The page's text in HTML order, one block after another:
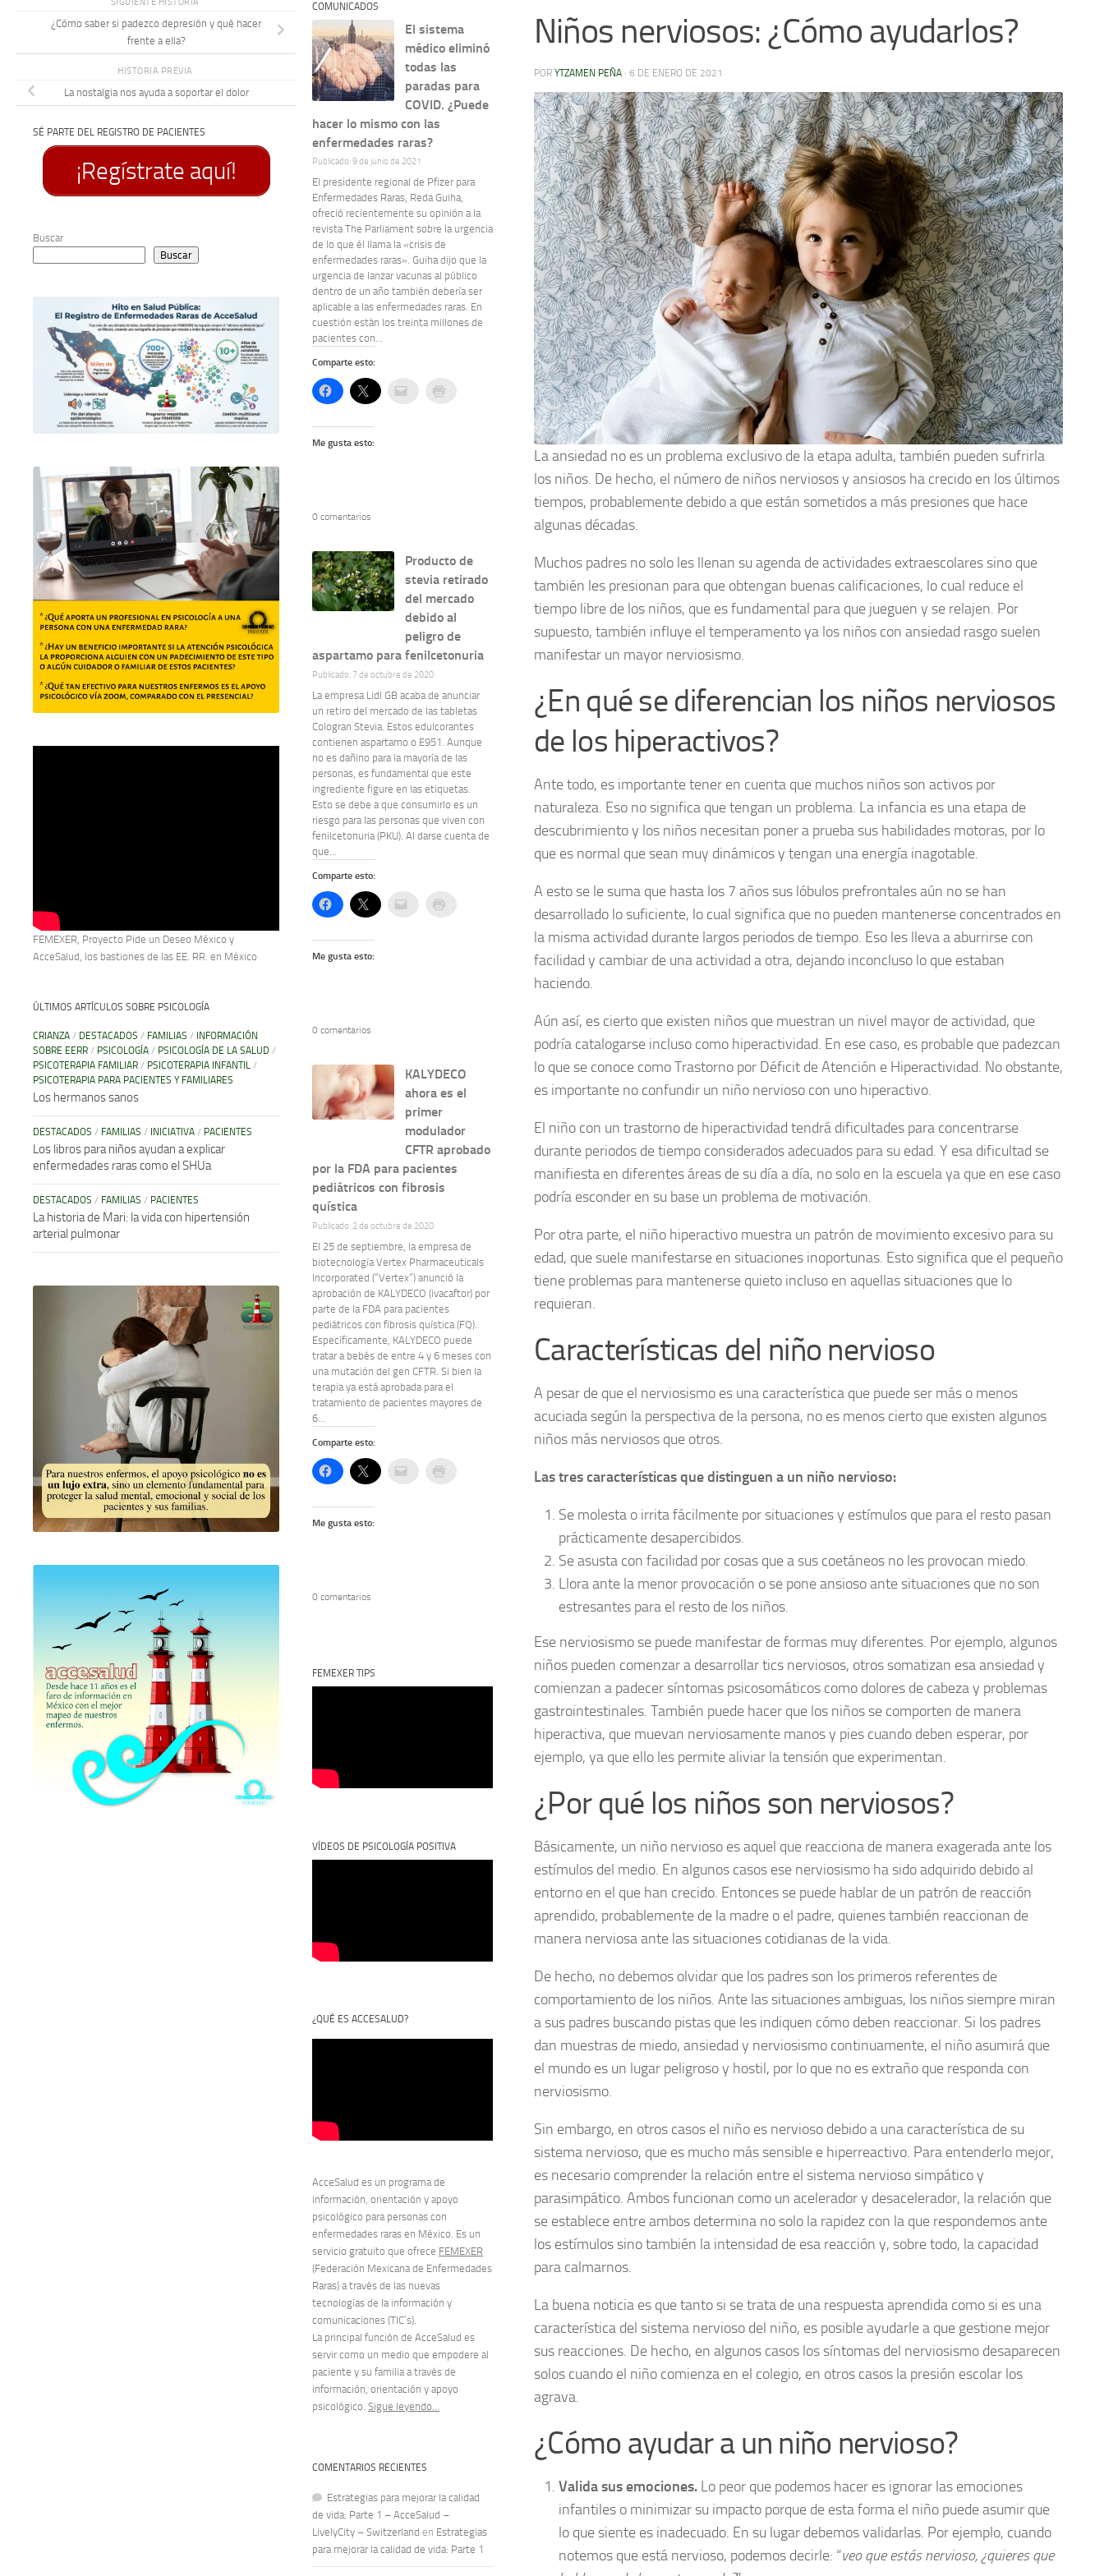
Niños nerviosos: ¿Cómo ayudarlos?
POR YTZAMEN PEÑA · 6 DE ENERO DE 2021
La ansiedad no es un problema exclusivo de la etapa adulta, también pueden sufrirla
los niños. De hecho, el número de niños nerviosos y ansiosos ha crecido en los últimos
tiempos, probablemente debido a que están sometidos a más presiones que hace
algunas décadas.
Muchos padres no solo les llenan su agenda de actividades extraescolares sino que
también les presionan para que obtengan buenas calificaciones, lo cual reduce el
tiempo libre de los niños, que es fundamental para que jueguen y se relajen. Por
supuesto, también influye el temperamento ya los niños con ansiedad rasgo suelen
manifestar un mayor nerviosismo.
¿En qué se diferencian los niños nerviosos
de los hiperactivos?
Ante todo, es importante tener en cuenta que muchos niños son activos por
naturaleza. Eso no significa que tengan un problema. La infancia es una etapa de
descubrimiento y los niños necesitan poner a prueba sus habilidades motoras, por lo
que es normal que sean muy dinámicos y tengan una energía inagotable.
A esto se le suma que hasta los 7 años sus lóbulos prefrontales aún no se han
desarrollado lo suficiente, lo cual significa que no pueden mantenerse concentrados en
la misma actividad durante largos periodos de tiempo. Eso les lleva a aburrirse con
facilidad y cambiar de una actividad a otra, dejando inconcluso lo que estaban
haciendo.
Aún así, es cierto que existen niños que muestran un nivel mayor de actividad, que
podría catalogarse incluso como hiperactividad. En ese caso, es probable que padezcan
lo que se conoce como Trastorno por Déficit de Atención e Hiperactividad. No obstante,
es importante no confundir un niño nervioso con uno hiperactivo.
El niño con un trastorno de hiperactividad tendrá dificultades para concentrarse
durante periodos de tiempo considerados adecuados para su edad. Y esa dificultad se
manifiesta en diferentes áreas de su día a día, no solo en la escuela ya que en ese caso
podría esconder en su base un problema de motivación.
Por otra parte, el niño hiperactivo muestra un patrón de movimiento excesivo para su
edad, que suele manifestarse en situaciones inoportunas. Esto significa que el pequeño
tiene problemas para mantenerse quieto incluso en aquellas situaciones que lo
requieran.
Características del niño nervioso
A pesar de que el nerviosismo es una característica que puede ser más o menos
acuciada según la perspectiva de la persona, no es menos cierto que existen algunos
niños más nerviosos que otros.
Las tres características que distinguen a un niño nervioso:
Se molesta o irrita fácilmente por situaciones y estímulos que para el resto pasan
prácticamente desapercibidos.
Se asusta con facilidad por cosas que a sus coetáneos no les provocan miedo.
Llora ante la menor provocación o se pone ansioso ante situaciones que no son
estresantes para el resto de los niños.
Ese nerviosismo se puede manifestar de formas muy diferentes. Por ejemplo, algunos
niños pueden comenzar a desarrollar tics nerviosos, otros somatizan esa ansiedad y
comienzan a padecer síntomas psicosomáticos como dolores de cabeza y problemas
gastrointestinales. También puede hacer que los niños se comporten de manera
hiperactiva, que muevan nerviosamente manos y pies cuando deben esperar, por
ejemplo, ya que ello les permite aliviar la tensión que experimentan.
¿Por qué los niños son nerviosos?
Básicamente, un niño nervioso es aquel que reacciona de manera exagerada ante los
estímulos del medio. En algunos casos ese nerviosismo ha sido adquirido debido al
entorno en el que han crecido. Entonces se puede hablar de un patrón de reacción
aprendido, probablemente de la madre o el padre, quienes también reaccionan de
manera nerviosa ante las situaciones cotidianas de la vida.
De hecho, no debemos olvidar que los padres son los primeros referentes de
comportamiento de los niños. Ante las situaciones ambiguas, los niños siempre miran
a sus padres buscando pistas que les indiquen cómo deben reaccionar. Si los padres
dan muestras de miedo, ansiedad y nerviosismo continuamente, el niño asumirá que
el mundo es un lugar peligroso y hostil, por lo que no es extraño que responda con
nerviosismo.
Sin embargo, en otros casos el niño es nervioso debido a una característica de su
sistema nervioso, que es mucho más sensible e hiperreactivo. Para entenderlo mejor,
es necesario comprender la relación entre el sistema nervioso simpático y
parasimpático. Ambos funcionan como un acelerador y desacelerador, la relación que
se establece entre ambos determina no solo la rapidez con la que respondemos ante
los estímulos sino también la intensidad de esa reacción y, sobre todo, la capacidad
para calmarnos.
La buena noticia es que tanto si se trata de una respuesta aprendida como si es una
característica del sistema nervioso del niño, es posible ayudarle a que gestione mejor
sus reacciones. De hecho, en algunos casos los síntomas del nerviosismo desaparecen
solos cuando el niño comienza en el colegio, en otros casos la presión escolar los
agrava.
¿Cómo ayudar a un niño nervioso?
Valida sus emociones. Lo peor que podemos hacer es ignorar las emociones
infantiles o minimizar su impacto porque de esta forma el niño puede asumir que
lo que siente es inadecuado. En su lugar debemos validarlas. Por ejemplo, cuando
notemos que está nervioso, podemos decirle: “veo que estás nervioso, ¿quieres que
SIGUIENTE HISTORIA
¿Cómo saber si padezco depresión y qué hacer
frente a ella?
HISTORIA PREVIA
La nostalgia nos ayuda a soportar el dolor
SÉ PARTE DEL REGISTRO DE PACIENTES
¡Regístrate aquí!
Buscar
Buscar
FEMEXER, Proyecto Pide un Deseo México y
AcceSalud, los bastiones de las EE. RR. en México
ÚLTIMOS ARTÍCULOS SOBRE PSICOLOGÍA
CRIANZA / DESTACADOS / FAMILIAS / INFORMACIÓN
SOBRE EERR / PSICOLOGÍA / PSICOLOGÍA DE LA SALUD /
PSICOTERAPIA FAMILIAR / PSICOTERAPIA INFANTIL /
PSICOTERAPIA PARA PACIENTES Y FAMILIARES
Los hermanos sanos
DESTACADOS / FAMILIAS / INICIATIVA / PACIENTES
Los libros para niños ayudan a explicar
enfermedades raras como el SHUa
DESTACADOS / FAMILIAS / PACIENTES
La historia de Mari: la vida con hipertensión
arterial pulmonar
COMUNICADOS
El sistema
médico eliminó
todas las
paradas para
COVID. ¿Puede
hacer lo mismo con las
enfermedades raras?
Publicado: 9 de junio de 2021
El presidente regional de Pfizer para
Enfermedades Raras, Reda Guiha,
ofreció recientemente su opinión a la
revista The Parliament sobre la urgencia
de lo que él llama la «crisis de
enfermedades raras». Guiha dijo que la
urgencia de lanzar vacunas al público
dentro de un año también debería ser
aplicable a las enfermedades raras. En
cuestión están los treinta millones de
pacientes con...
Comparte esto:
Me gusta esto:
0 comentarios
Producto de
stevia retirado
del mercado
debido al
peligro de
aspartamo para fenilcetonuria
Publicado: 7 de octubre de 2020
La empresa Lidl GB acaba de anunciar
un retiro del mercado de las tabletas
Cologran Stevia. Estos edulcorantes
contienen aspartamo o E951. Aunque
no es dañino para la mayoría de las
personas, es fundamental que este
ingrediente figure en las etiquetas.
Esto se debe a que consumirlo es un
riesgo para las personas que viven con
fenilcetonuria (PKU). Al darse cuenta de
que...
Comparte esto:
Me gusta esto:
0 comentarios
KALYDECO
ahora es el
primer
modulador
CFTR aprobado
por la FDA para pacientes
pediátricos con fibrosis
quística
Publicado: 2 de octubre de 2020
El 25 de septiembre, la empresa de
biotecnología Vertex Pharmaceuticals
Incorporated (“Vertex”) anunció la
aprobación de KALYDECO (ivacaftor) por
parte de la FDA para pacientes
pediátricos con fibrosis quística (FQ).
Específicamente, KALYDECO puede
tratar a bebés de entre 4 y 6 meses con
una mutación del gen CFTR. Si bien la
terapia ya está aprobada para el
tratamiento de pacientes mayores de
6...
Comparte esto:
Me gusta esto:
0 comentarios
FEMEXER TIPS
VÍDEOS DE PSICOLOGÍA POSITIVA
¿QUÉ ES ACCESALUD?
AcceSalud es un programa de
información, orientación y apoyo
psicológico para personas con
enfermedades raras en México. Es un
servicio gratuito que ofrece FEMEXER
(Federación Mexicana de Enfermedades
Raras) a través de las nuevas
tecnologías de la información y
comunicaciones (TIC’s).
La principal función de AcceSalud es
servir como un medio que empodere al
paciente y su familia a través de
información, orientación y apoyo
psicológico. Sigue leyendo…
COMENTARIOS RECIENTES
Estrategias para mejorar la calidad
de vida: Parte 1 – AcceSalud –
LivelyCity – Switzerland en Estrategias
para mejorar la calidad de vida: Parte 1